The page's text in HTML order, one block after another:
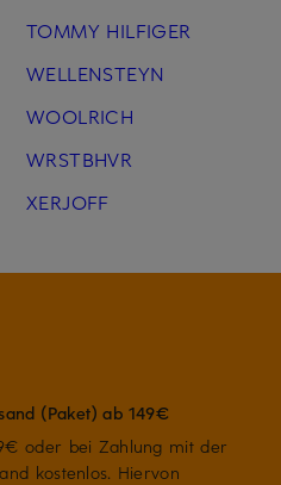
TOMMY HILFIGER
WELLENSTEYN
WOOLRICH
WRSTBHVR
XERJOFF
(Paket) ab 149€
oder bei Zahlung mit der
kostenlos. Hiervon